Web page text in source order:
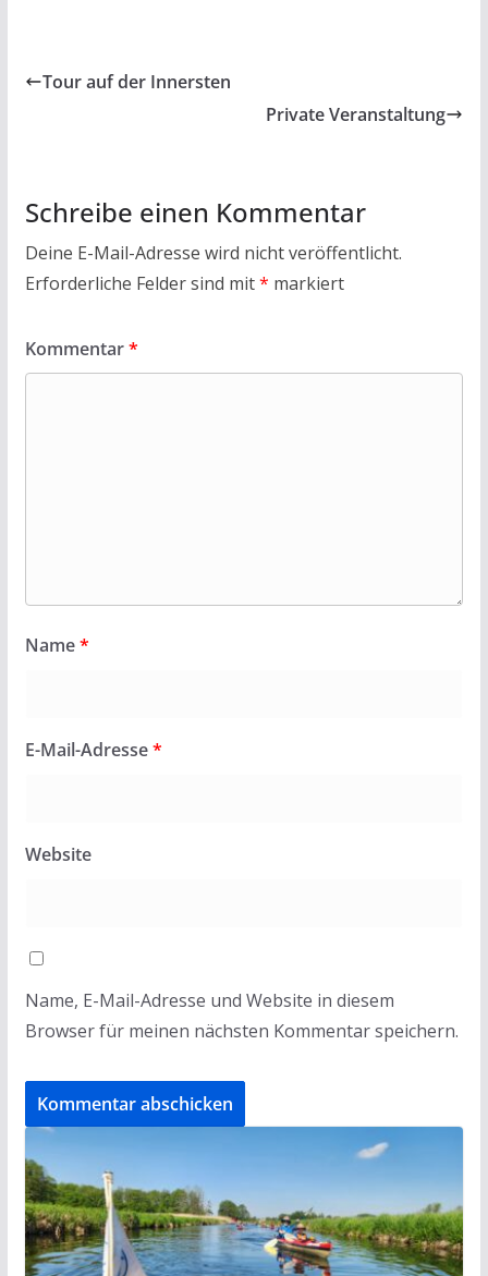
Tour auf der Innersten
Private Veranstaltung
Schreibe einen Kommentar
Deine E-Mail-Adresse wird nicht veröffentlicht.
Erforderliche Felder sind mit* markiert
Kommentar*
Name*
E-Mail-Adresse*
Website
Name, E-Mail-Adresse und Website in diesem
Browser für meinen nächsten Kommentar speichern.